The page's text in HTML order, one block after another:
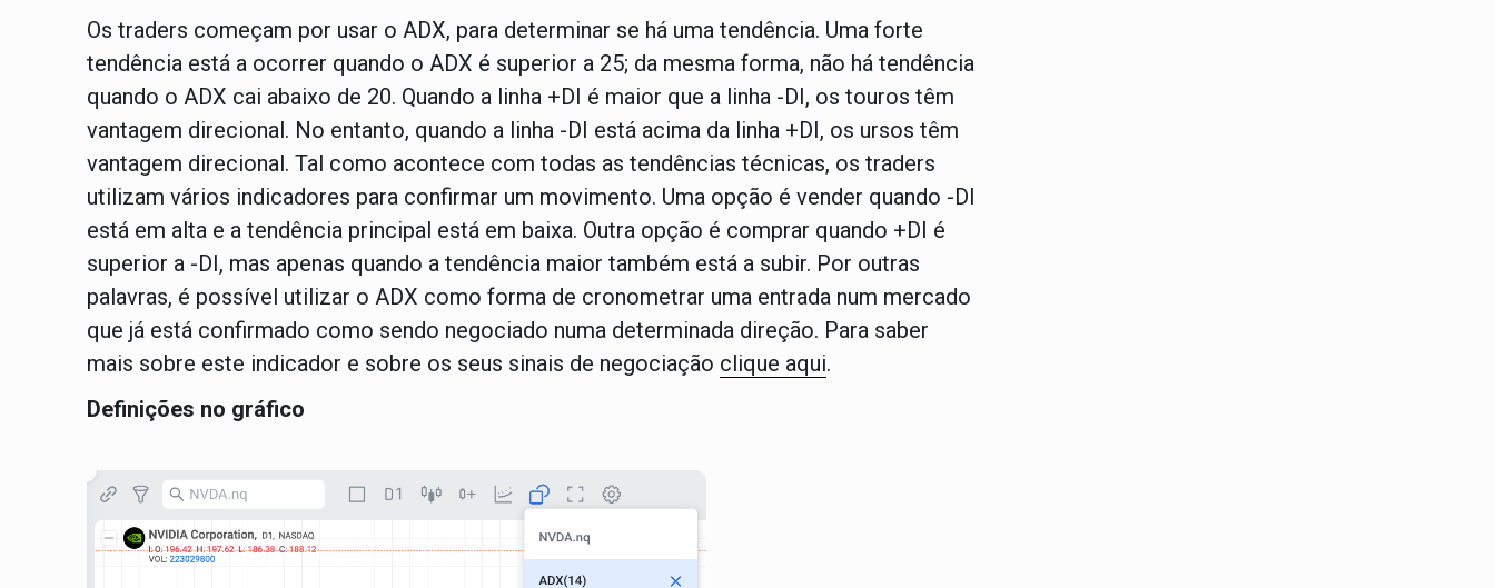
Os traders começam por usar o ADX, para determinar se há uma tendência. Uma forte
tendência está a ocorrer quando o ADX é superior a 25; da mesma forma, não há tendência
quando o ADX cai abaixo de 20. Quando a linha +DI é maior que a linha -DI, os touros têm
vantagem direcional. No entanto, quando a linha -DI está acima da linha +DI, os ursos têm
vantagem direcional. Tal como acontece com todas as tendências técnicas, os traders
utilizam vários indicadores para confirmar um movimento. Uma opção é vender quando -DI
está em alta e a tendência principal está em baixa. Outra opção é comprar quando +DI é
superior a -DI, mas apenas quando a tendência maior também está a subir. Por outras
palavras, é possível utilizar o ADX como forma de cronometrar uma entrada num mercado
que já está confirmado como sendo negociado numa determinada direção. Para saber
mais sobre este indicador e sobre os seus sinais de negociação clique aqui.
Definições no gráfico